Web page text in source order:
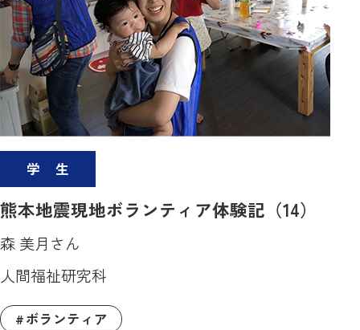
学生
熊本地震現地ボランティア体験記（14）
森 美月さん
人間福祉研究科
ボランティア